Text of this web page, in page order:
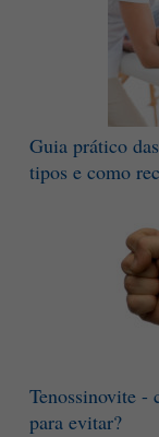
Guia prático
tipos e como
Tenossinovite -
para evitar?